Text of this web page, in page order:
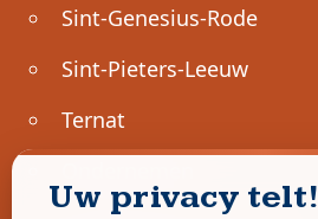
Sint-Genesius-Rode
Sint-Pieters-Leeuw
Ternat
Uw privacy telt!